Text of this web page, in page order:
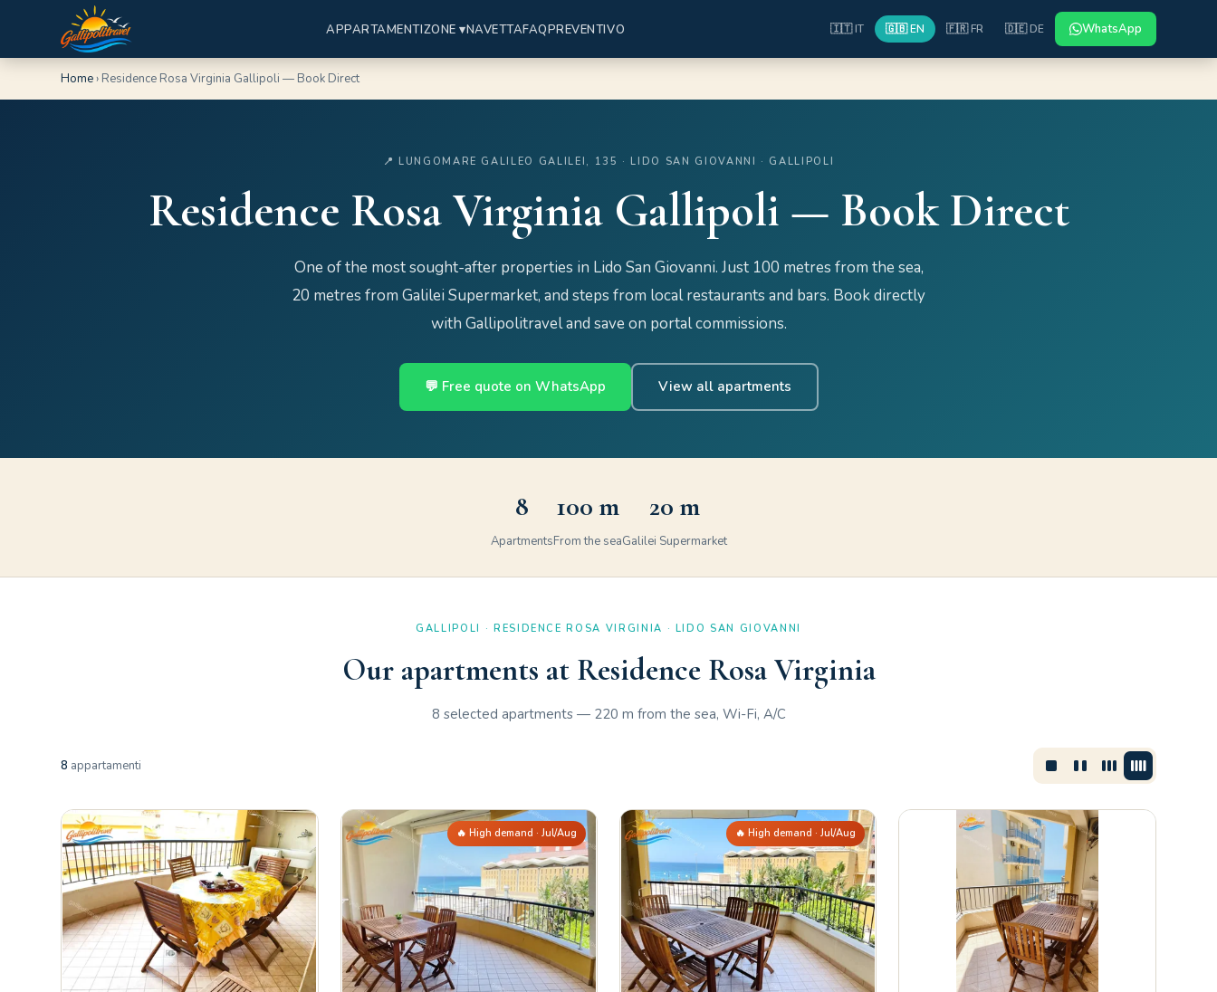
APPARTAMENTIZONE ▾NAVETTAFAQPREVENTIVO 🇮🇹 IT 🇬🇧 EN 🇫🇷 FR 🇩🇪 DE WhatsApp
Home› Residence Rosa Virginia Gallipoli — Book Direct
📍 LUNGOMARE GALILEO GALILEI, 135 · LIDO SAN GIOVANNI · GALLIPOLI
Residence Rosa Virginia Gallipoli — Book Direct
One of the most sought-after properties in Lido San Giovanni. Just 100 metres from the sea,
20 metres from Galilei Supermarket, and steps from local restaurants and bars. Book directly
with Gallipolitravel and save on portal commissions.
💬 Free quote on WhatsApp View all apartments
8
Apartments
100 m
From the sea
20 m
Galilei Supermarket
GALLIPOLI · RESIDENCE ROSA VIRGINIA · LIDO SAN GIOVANNI
Our apartments at Residence Rosa Virginia
8 selected apartments — 220 m from the sea, Wi-Fi, A/C
8 appartamenti
🔥 High demand · Jul/Aug 🔥 High demand · Jul/Aug